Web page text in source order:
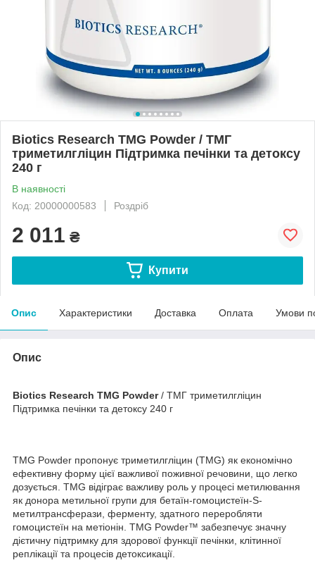
Biotics Research TMG Powder / ТМГ
триметилгліцин Підтримка печінки та детоксу
240 г
В наявності
Код: 20000000583
Роздріб
2 011 ₴
Купити
Опис Характеристики Доставка Оплата Умови
Опис
Biotics Research TMG Powder/ ТМГ триметилгліцин
Підтримка печінки та детоксу 240 г
TMG Powder пропонує триметилгліцин (TMG) як економічно
ефективну форму цієї важливої ​​поживної речовини, що легко
дозується. TMG відіграє важливу роль у процесі метилювання
як донора метильної групи для бетаїн-гомоцистеїн-S-
метилтрансферази, ферменту, здатного переробляти
гомоцистеїн на метіонін. TMG Powder™ забезпечує значну
дієтичну підтримку для здорової функції печінки, клітинної
реплікації та процесів детоксикації.